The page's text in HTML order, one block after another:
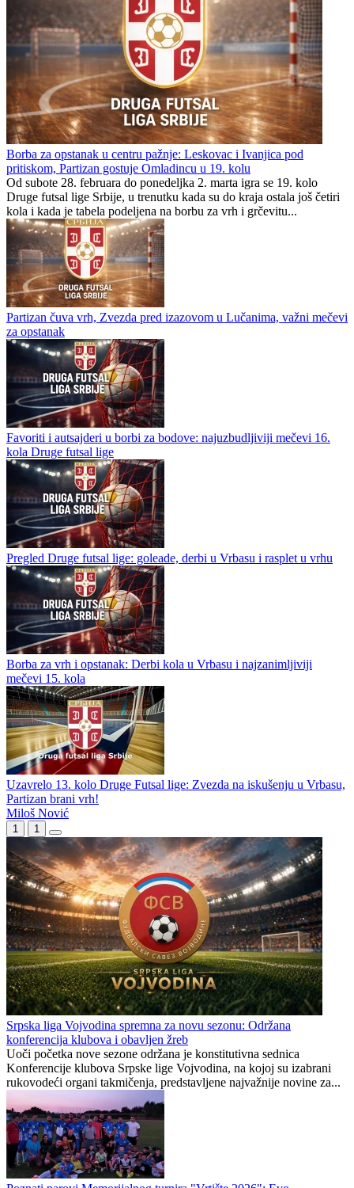
Borba za opstanak u centru pažnje: Leskovac i Ivanjica pod
pritiskom, Partizan gostuje Omladincu u 19. kolu
Od subote 28. februara do ponedeljka 2. marta igra se 19. kolo
Druge futsal lige Srbije, u trenutku kada su do kraja ostala još četiri
kola i kada je tabela podeljena na borbu za vrh i grčevitu...
Partizan čuva vrh, Zvezda pred izazovom u Lučanima, važni mečevi
za opstanak
Favoriti i autsajderi u borbi za bodove: najuzbudljiviji mečevi 16.
kola Druge futsal lige
Pregled Druge futsal lige: goleade, derbi u Vrbasu i rasplet u vrhu
Borba za vrh i opstanak: Derbi kola u Vrbasu i najzanimljiviji
mečevi 15. kola
Uzavrelo 13. kolo Druge Futsal lige: Zvezda na iskušenju u Vrbasu,
Partizan brani vrh!
Miloš Nović
1 1
Srpska liga Vojvodina spremna za novu sezonu: Održana
konferencija klubova i obavljen žreb
Uoči početka nove sezone održana je konstitutivna sednica
Konferencije klubova Srpske lige Vojvodina, na kojoj su izabrani
rukovodeći organi takmičenja, predstavljene najvažnije novine za...